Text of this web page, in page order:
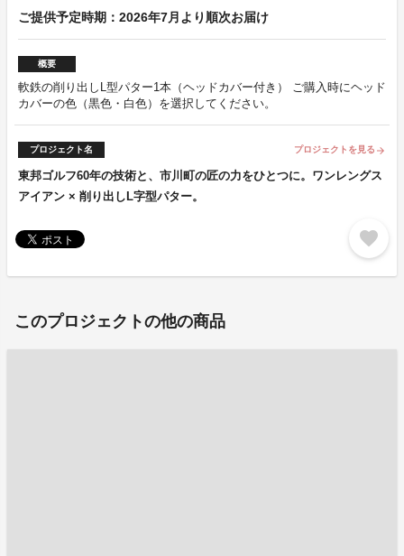
ご提供予定時期：2026年7月より順次お届け
概要
軟鉄の削り出しL型パター1本（ヘッドカバー付き） ご購入時にヘッド
カバーの色（黒色・白色）を選択してください。
プロジェクト名 プロジェクトを見る arrow_forward
東邦ゴルフ60年の技術と、市川町の匠の力をひとつに。ワンレングス
アイアン × 削り出しL字型パター。
favorite
このプロジェクトの他の商品